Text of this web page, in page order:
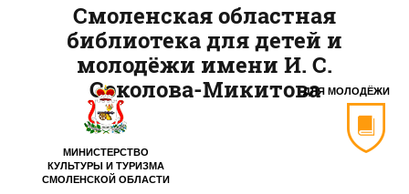
МИНИСТЕРСТВО
КУЛЬТУРЫ И ТУРИЗМА
СМОЛЕНСКОЙ ОБЛАСТИ
ДЛЯ МОЛОДЁЖИ
Смоленская областная
библиотека для детей и
молодёжи имени И. С.
Соколова-Микитова